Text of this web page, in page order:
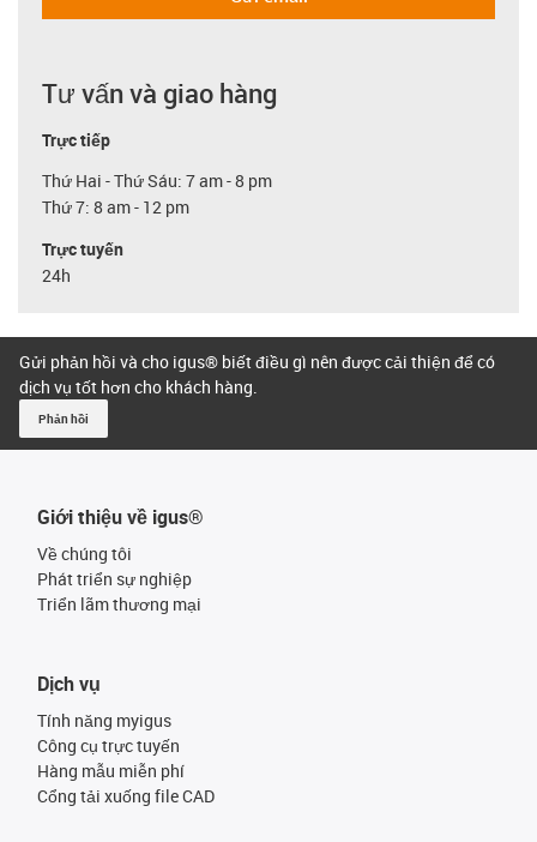
Tư vấn và giao hàng
Trực tiếp
Thứ Hai - Thứ Sáu: 7 am - 8 pm
Thứ 7: 8 am - 12 pm
Trực tuyến
24h
Gửi phản hồi và cho igus® biết điều gì nên được cải thiện để có
dịch vụ tốt hơn cho khách hàng.
Phản hồi
Giới thiệu về igus®
Về chúng tôi
Phát triển sự nghiệp
Triển lãm thương mại
Dịch vụ
Tính năng myigus
Công cụ trực tuyến
Hàng mẫu miễn phí
Cổng tải xuống file CAD